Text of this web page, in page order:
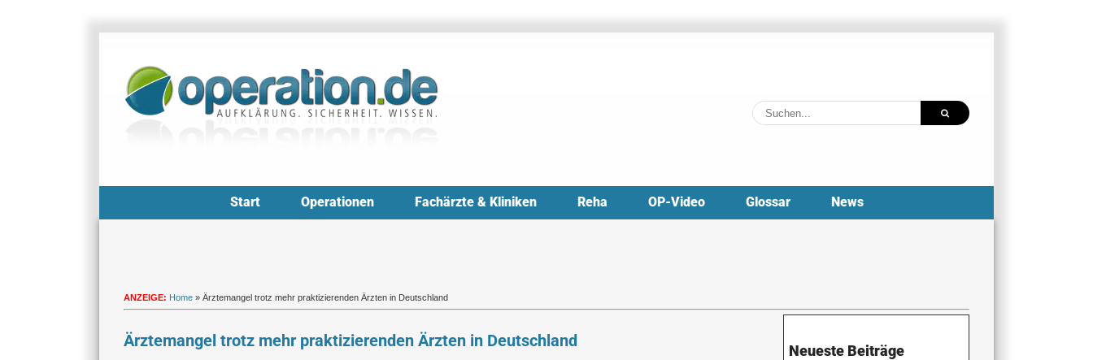
Suche
nach:
Start Operationen Fachärzte & Kliniken Reha OP-Video Glossar News
ANZEIGE: Home » Ärztemangel trotz mehr praktizierenden Ärzten in Deutschland
Ärztemangel trotz mehr praktizierenden Ärzten in Deutschland
Neueste Beiträge